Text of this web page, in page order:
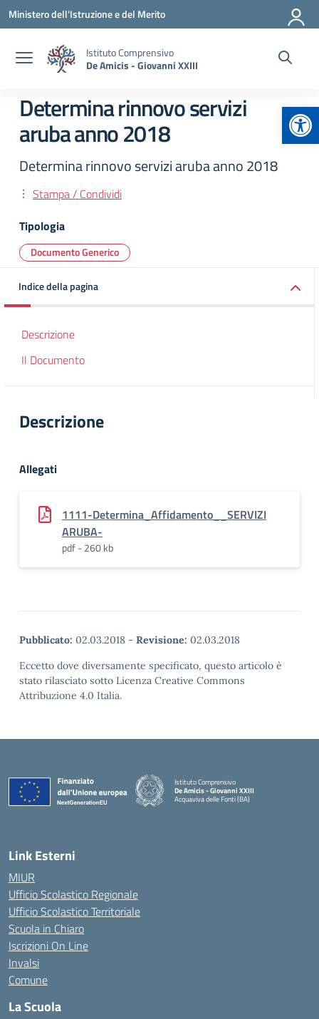
Vai ai contenuti
Vai al menu di navigazione
Vai al footer
Ministero dell'Istruzione e del Merito
Istituto Comprensivo
De Amicis - Giovanni XXIII
Determina rinnovo servizi
aruba anno 2018
Determina rinnovo servizi aruba anno 2018
Stampa / Condividi
Tipologia
Documento Generico
Indice della pagina
Descrizione
Il Documento
Descrizione
Allegati
1111-Determina_Affidamento__SERVIZI
ARUBA-
pdf - 260 kb
Pubblicato: 02.03.2018 - Revisione: 02.03.2018
Eccetto dove diversamente specificato, questo articolo è
stato rilasciato sotto Licenza Creative Commons
Attribuzione 4.0 Italia.
Istituto Comprensivo
De Amicis - Giovanni XXIII
Acquaviva delle Fonti (BA)
— Visita la pagina iniziale della scuola
Link Esterni
MIUR
Ufficio Scolastico Regionale
Ufficio Scolastico Territoriale
Scuola in Chiaro
Iscrizioni On Line
Invalsi
Comune
La Scuola